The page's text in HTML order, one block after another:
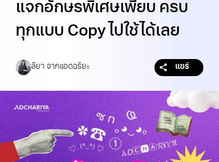
แจกอักษรพิเศษเพียบ ครบ
ทุกแบบ Copy ไปใช้ได้เลย
ลียา จากแอดฉริยะ แชร์